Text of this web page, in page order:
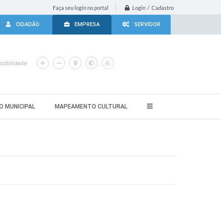
Faça seu login no portal Login / Cadastro
CIDADÃO EMPRESA SERVIDOR
MUNICIPAL MAPEAMENTO CULTURAL